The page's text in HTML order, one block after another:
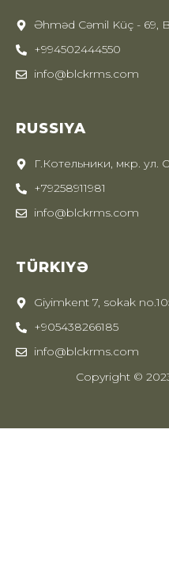
Əhməd Cəmil Küç - 69,
+994502444550
info@blckrms.com
RUSSIYA
Г.Котельники, мкр. ул.
+79258911981
info@blckrms.com
TÜRKIYƏ
Giyimkent 7, sokak
+905438266185
info@blckrms.com
Copyright ©